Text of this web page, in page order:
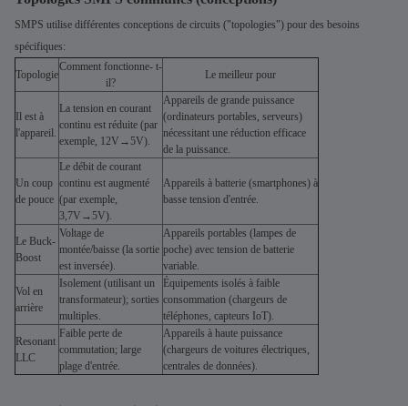
SMPS utilise différentes conceptions de circuits ("topologies") pour des besoins
spécifiques:
Topologie
Comment fonctionne- t-
il?
Le meilleur pour
Il est à
l'appareil.
La tension en courant
continu est réduite (par
exemple, 12V→5V).
Appareils de grande puissance
(ordinateurs portables, serveurs)
nécessitant une réduction efficace
de la puissance.
Un coup
de pouce
Le débit de courant
continu est augmenté
(par exemple,
3,7V→5V).
Appareils à batterie (smartphones) à
basse tension d'entrée.
Le Buck-
Boost
Voltage de
montée/baisse (la sortie
est inversée).
Appareils portables (lampes de
poche) avec tension de batterie
variable.
Vol en
arrière
Isolement (utilisant un
transformateur); sorties
multiples.
Équipements isolés à faible
consommation (chargeurs de
téléphones, capteurs IoT).
Resonant
LLC
Faible perte de
commutation; large
plage d'entrée.
Appareils à haute puissance
(chargeurs de voitures électriques,
centrales de données).